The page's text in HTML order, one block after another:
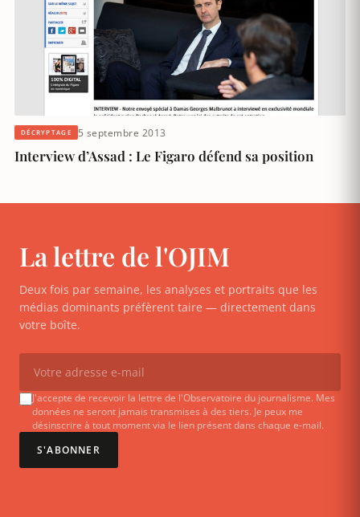
DÉCRYPTAGE 5 septembre 2013
Interview d’Assad : Le Figaro défend sa position
La lettre de l'OJIM
Deux fois par semaine, les analyses et portraits que les
médias dominants préfèrent taire — directement dans
votre boîte.
J'accepte de recevoir la lettre de l'Observatoire du journalisme. Mes
données ne seront jamais transmises à des tiers. Je peux me
désinscrire à tout moment via le lien présent dans chaque e-mail.
S'ABONNER